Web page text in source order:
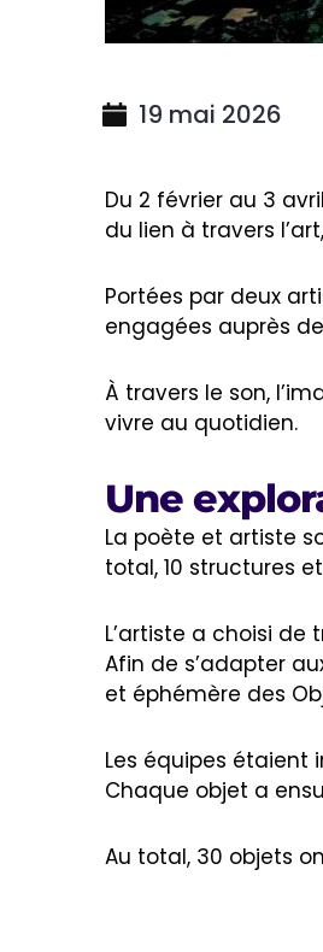
19 mai 2026
Du 2 février au 3
du lien à travers
Portées par deux
engagées auprès
À travers le son,
vivre au quotidien.
Une
La poète et artiste
total, 10 structures
L’artiste a choisi
Afin de s’adapter
et éphémère des
Les équipes étaient
Chaque objet a
Au total, 30 objets